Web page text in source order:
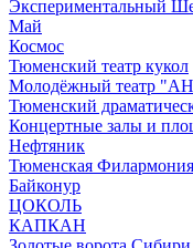
Экспериментальный
Май
Космос
Тюменский театр кукол
Молодёжный театр
Тюменский
Концертные залы и
Нефтяник
Тюменская Филармония
Байконур
ЦОКОЛЬ
КАПКАН